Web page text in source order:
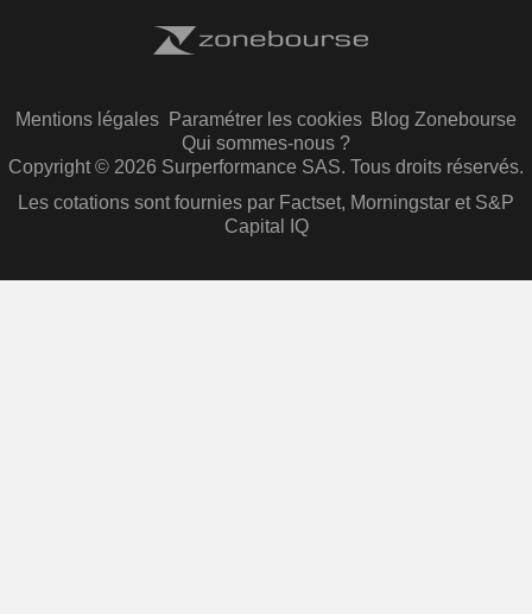
Mentions légales Paramétrer les cookies Blog Zonebourse
Qui sommes-nous ?
Copyright © 2026 Surperformance SAS. Tous droits réservés.
Les cotations sont fournies par Factset, Morningstar et S&P
Capital IQ